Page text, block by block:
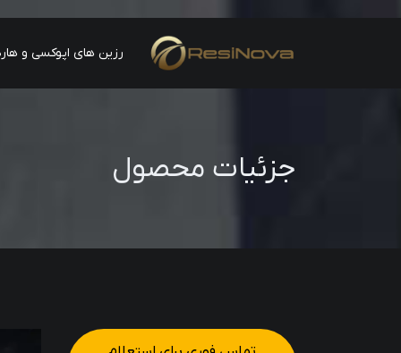
رزین های اپوکسی و
جزئیات محصول